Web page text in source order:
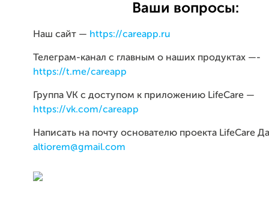
Ваши вопросы:
Наш сайт — https://careapp.ru
Телеграм-канал с главным о наших продуктах —-
https://t.me/careapp
Группа VK с доступом к приложению LifeCare —
https://vk.com/careapp
Написать на почту основателю проекта LifeCare
altiorem@gmail.com